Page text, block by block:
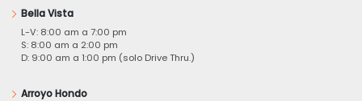
Bella Vista
L-V: 8:00 am a 7:00 pm
S: 8:00 am a 2:00 pm
D: 9:00 am a 1:00 pm (solo Drive Thru.)
Arroyo Hondo